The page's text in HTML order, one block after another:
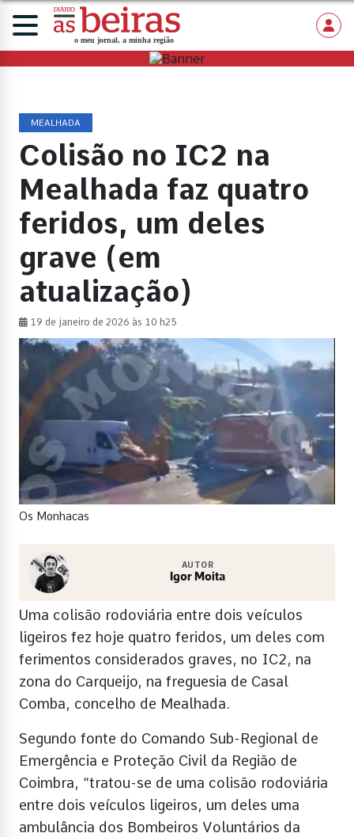
MEALHADA
Colisão no IC2 na
Mealhada faz quatro
feridos, um deles
grave (em
atualização)
19 de janeiro de 2026 às 10 h25
Os Monhacas
AUTOR
Igor Moita
Uma colisão rodoviária entre dois veículos
ligeiros fez hoje quatro feridos, um deles com
ferimentos considerados graves, no IC2, na
zona do Carqueijo, na freguesia de Casal
Comba, concelho de Mealhada.
Segundo fonte do Comando Sub-Regional de
Emergência e Proteção Civil da Região de
Coimbra, “tratou-se de uma colisão rodoviária
entre dois veículos ligeiros, um deles uma
ambulância dos Bombeiros Voluntários da